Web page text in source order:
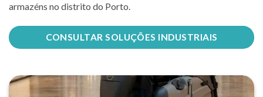
armazéns no distrito do Porto.
CONSULTAR SOLUÇÕES INDUSTRIAIS